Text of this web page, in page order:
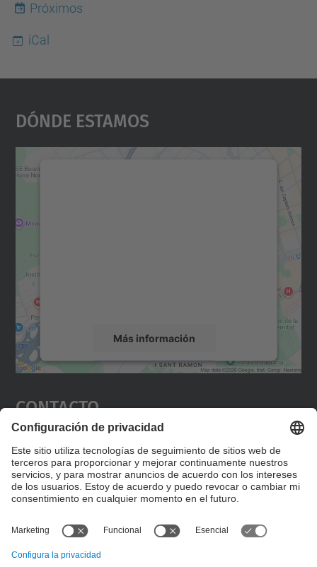
Próximos
iCal
Dónde Estamos
Más información
Aceptar
powered by
Contacto
Editad en la página "Contacto personalizado", que
encontraréis en la raíz de español, vuestros datos
personalizados de contacto.
Formulario de contacto